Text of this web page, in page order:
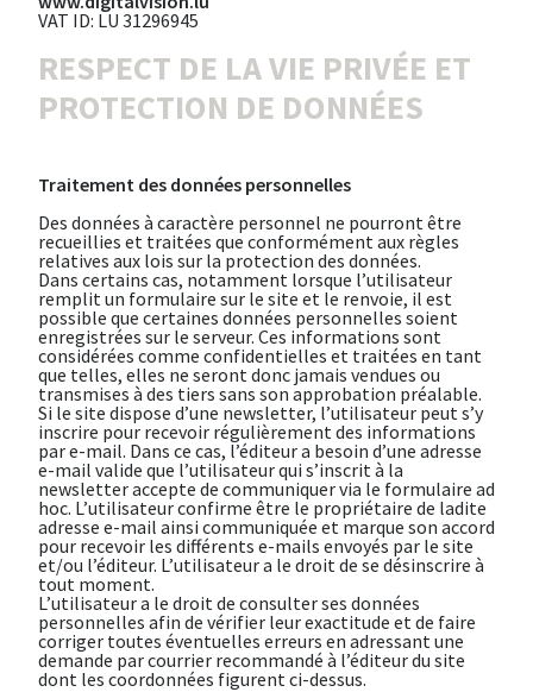
VAT ID: LU 31296945
RESPECT DE LA VIE PRIVÉE ET
PROTECTION DE DONNÉES
Traitement des données personnelles
Des données à caractère personnel ne pourront être
recueillies et traitées que conformément aux règles
relatives aux lois sur la protection des données.
Dans certains cas, notamment lorsque l’utilisateur
remplit un formulaire sur le site et le renvoie, il est
possible que certaines données personnelles soient
enregistrées sur le serveur. Ces informations sont
considérées comme confidentielles et traitées en tant
que telles, elles ne seront donc jamais vendues ou
transmises à des tiers sans son approbation préalable.
Si le site dispose d’une newsletter, l’utilisateur peut s’y
inscrire pour recevoir régulièrement des informations
par e-mail. Dans ce cas, l’éditeur a besoin d’une adresse
e-mail valide que l’utilisateur qui s’inscrit à la
newsletter accepte de communiquer via le formulaire ad
hoc. L’utilisateur confirme être le propriétaire de ladite
adresse e-mail ainsi communiquée et marque son accord
pour recevoir les différents e-mails envoyés par le site
et/ou l’éditeur. L’utilisateur a le droit de se désinscrire à
tout moment.
L’utilisateur a le droit de consulter ses données
personnelles afin de vérifier leur exactitude et de faire
corriger toutes éventuelles erreurs en adressant une
demande par courrier recommandé à l’éditeur du site
dont les coordonnées figurent ci-dessus.